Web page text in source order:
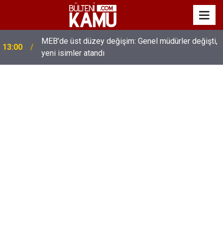
13:00
MEB’de üst düzey değişim: Genel müdürler değişti,
yeni isimler atandı